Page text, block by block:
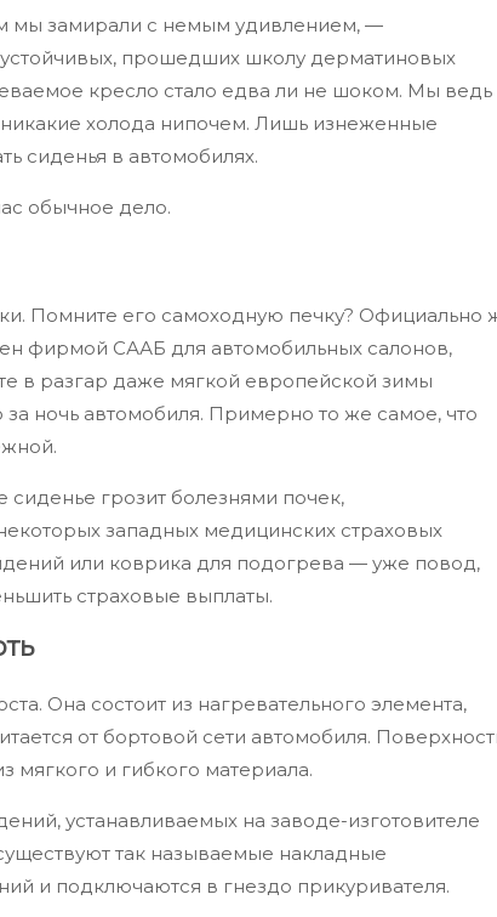
мы замирали с немым удивлением, —
прошедших школу дерматиновых
кресло стало едва ли не шоком. Мы ведь
холода нипочем. Лишь изнеженные
сиденья в автомобилях.
обычное дело.
Помните его самоходную печку? Официально
фирмой СААБ для автомобильных салонов,
в разгар даже мягкой европейской зимы
ночь автомобиля. Примерно то же самое, что
грозит болезнями почек,
западных медицинских страховых
или коврика для подогрева — уже повод,
страховые выплаты.
Она состоит из нагревательного элемента,
от бортовой сети автомобиля.
мягкого и гибкого материала.
устанавливаемых на заводе-изготовителе
так называемые накладные
и подключаются в гнездо прикуривателя.